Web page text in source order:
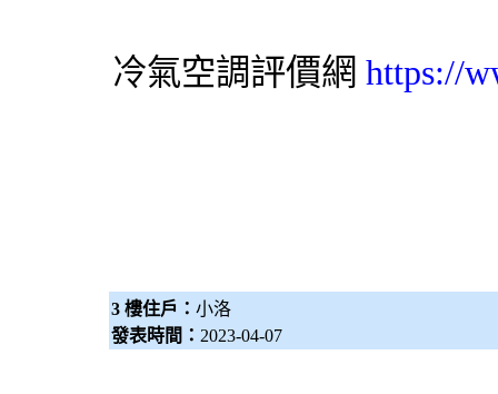
冷氣空調評價網 https://
3 樓住戶： 小洛
發表時間： 2023-04-07